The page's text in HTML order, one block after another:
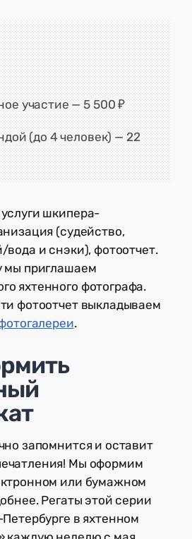
участие — 5 500 ₽
(до 4 человек) — 22
шкипера-
(судейство,
вода и снэки), фотоотчет.
мы приглашаем
яхтенного фотографа.
фотоотчет выкладываем
.
запомнится и оставит
Мы оформим
или бумажном
Регаты этой серии
в яхтенном